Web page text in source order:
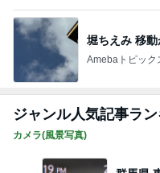
ジャンル人気記事ラ
カメラ(風景写真)
1
群馬県
帰り温